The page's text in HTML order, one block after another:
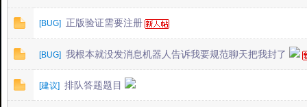
[BUG] 正版验证需要注册
[BUG] 我根本就没发消息机器人告诉我要规范聊天把我封了
[建议] 排队答题题目